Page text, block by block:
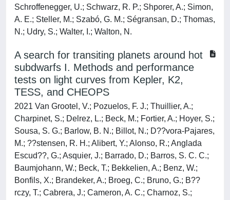
Schroffenegger, U.; Schwarz, R. P.; Shporer, A.; Simon,
A. E.; Steller, M.; Szabó, G. M.; Ségransan, D.; Thomas,
N.; Udry, S.; Walter, I.; Walton, N.
A search for transiting planets around hot
subdwarfs I. Methods and performance
tests on light curves from Kepler, K2,
TESS, and CHEOPS
2021 Van Grootel, V.; Pozuelos, F. J.; Thuillier, A.;
Charpinet, S.; Delrez, L.; Beck, M.; Fortier, A.; Hoyer, S.;
Sousa, S. G.; Barlow, B. N.; Billot, N.; D??vora-Pajares,
M.; ??stensen, R. H.; Alibert, Y.; Alonso, R.; Anglada
Escud??, G.; Asquier, J.; Barrado, D.; Barros, S. C. C.;
Baumjohann, W.; Beck, T.; Bekkelien, A.; Benz, W.;
Bonfils, X.; Brandeker, A.; Broeg, C.; Bruno, G.; B??
rczy, T.; Cabrera, J.; Cameron, A. C.; Charnoz, S.;